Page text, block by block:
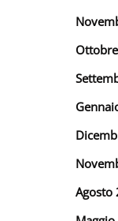
Agosto